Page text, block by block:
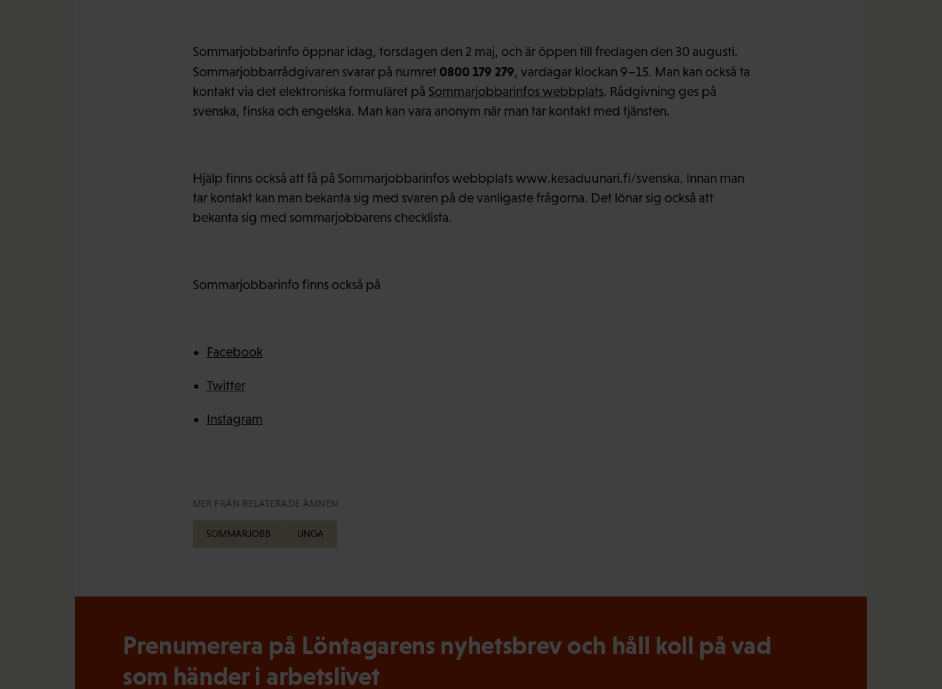
Sommarjobbarinfo öppnar idag, torsdagen den 2 maj, och är öppen till fredagen den 30 augusti.
Sommarjobbarrådgivaren svarar på numret 0800 179 279, vardagar klockan 9–15. Man kan också ta
kontakt via det elektroniska formuläret på Sommarjobbarinfos webbplats. Rådgivning ges på
svenska, finska och engelska. Man kan vara anonym när man tar kontakt med tjänsten.
Hjälp finns också att få på Sommarjobbarinfos webbplats www.kesaduunari.fi/svenska. Innan man
tar kontakt kan man bekanta sig med svaren på de vanligaste frågorna. Det lönar sig också att
bekanta sig med sommarjobbarens checklista.
Sommarjobbarinfo finns också på
Facebook
Twitter
Instagram
MER FRÅN RELATERADE ÄMNEN:
SOMMARJOBB UNGA
Prenumerera på Löntagarens nyhetsbrev och håll koll på vad
som händer i arbetslivet